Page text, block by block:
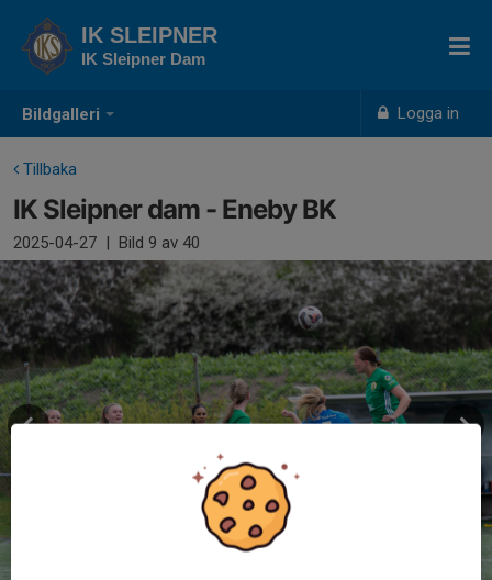
Bildgalleri Logga in
IK SLEIPNER
IK Sleipner Dam
Tillbaka
IK Sleipner dam - Eneby BK
2025-04-27 | Bild 9 av 40